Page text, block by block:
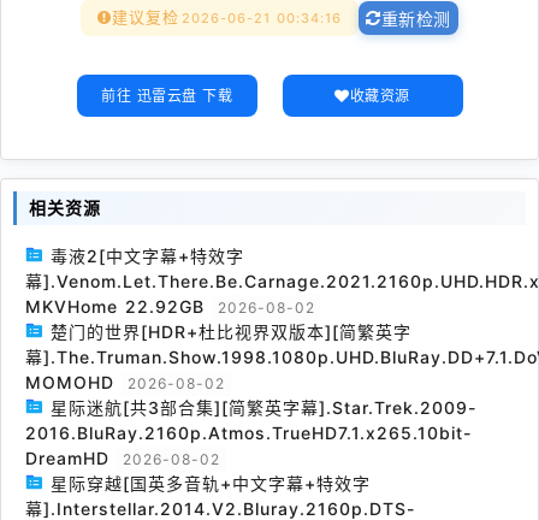
建议复检 2026-06-21 00:34:16 重新检测
前往 迅雷云盘 下载 收藏资源
相关资源
毒液2[中文字幕+特效字
幕
MKVHome 22.92GB
2026-08-02
楚门的世界[HDR+杜比视界双版本][简繁英字
幕
MOMOHD
2026-08-02
星际迷航[共3部合集][简繁英字幕].Star.Trek.2009-
2016.BluRay.2160p.Atmos.TrueHD7.1.x265.10bit-
DreamHD
2026-08-02
星际穿越[国英多音轨+中文字幕+特效字
幕].Interstellar.2014.V2.Bluray.2160p.DTS-